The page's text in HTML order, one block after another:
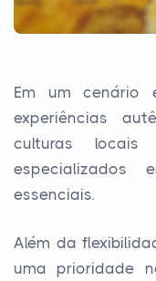
Em um cenário
experiências
culturas
especializados
essenciais.
Além da
uma prioridade